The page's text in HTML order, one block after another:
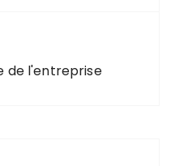
de l'entreprise